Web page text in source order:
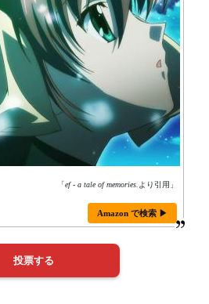
「ef - a tale of memories. より引用」
Amazon で検索 ▶